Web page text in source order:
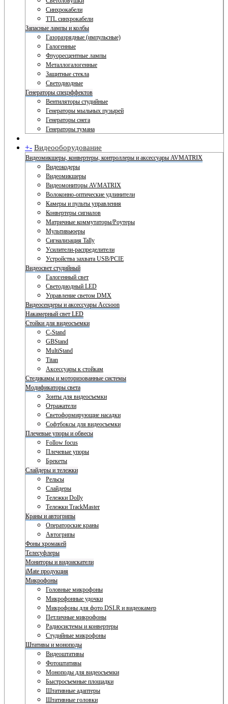
Синхрокабели
TTL синхрокабели
Запасные лампы и колбы
Газоразрядные (импульсные)
Галогенные
Флуоресцентные лампы
Металлогалогенные
Защитные стекла
Светодиодные
Генераторы спецэффектов
Вентиляторы студийные
Генераторы мыльных пузырей
Генераторы снега
Генераторы тумана
+- Видеооборудование
Видеомикшеры, конвертеры, контроллеры и аксессуары AVMATRIX
Видеокодеры
Видеомикшеры
Видеомониторы AVMATRIX
Волоконно-оптические удлинители
Камеры и пульты управления
Конвертеры сигналов
Матричные коммутаторы/Роутеры
Мультивьюеры
Сигнализация Tally
Усилители-распределители
Устройства захвата USB/PCIE
Видеосвет студийный
Галогенный свет
Светодиодный LED
Управление светом DMX
Видеосендеры и аксессуары Accsoon
Накамерный свет LED
Стойки для видеосъемки
C-Stand
GBStand
MultiStand
Titan
Аксессуары к стойкам
Стедикамы и моторизованные системы
Модификаторы света
Зонты для видеосъемки
Отражатели
Светоформирующие насадки
Софтбоксы для видеосъемки
Плечевые упоры и обвесы
Follow focus
Плечевые упоры
Брекеты
Слайдеры и тележки
Рельсы
Слайдеры
Тележки Dolly
Тележки TrackMaster
Краны и автогрипы
Операторские краны
Автогрипы
Фоны хромакей
Телесуфлеры
Мониторы и видоискатели
iMate продукция
Микрофоны
Головные микрофоны
Микрофонные удочки
Микрофоны для фото DSLR и видеокамер
Петличные микрофоны
Радиосистемы и конвертеры
Студийные микрофоны
Штативы и моноподы
Видеоштативы
Фотоштативы
Моноподы для видеосъемки
Быстросъемные площадки
Штативные адаптеры
Штативные головки